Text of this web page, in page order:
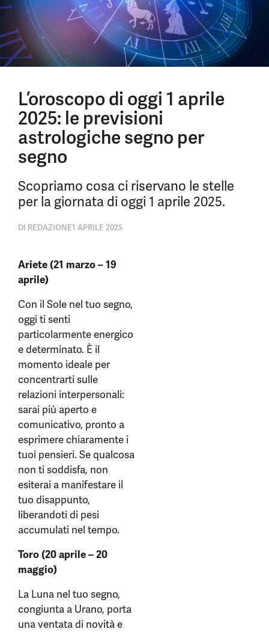
L’oroscopo di oggi 1 aprile
2025: le previsioni
astrologiche segno per
segno
Scopriamo cosa ci riservano le stelle
per la giornata di oggi 1 aprile 2025.
DI REDAZIONE1 APRILE 2025
Ariete (21 marzo – 19
aprile)
Con il Sole nel tuo segno,
oggi ti senti
particolarmente energico
e determinato. È il
momento ideale per
concentrarti sulle
relazioni interpersonali:
sarai più aperto e
comunicativo, pronto a
esprimere chiaramente i
tuoi pensieri. Se qualcosa
non ti soddisfa, non
esiterai a manifestare il
tuo disappunto,
liberandoti di pesi
accumulati nel tempo.
Toro (20 aprile – 20
maggio)
La Luna nel tuo segno,
congiunta a Urano, porta
una ventata di novità e